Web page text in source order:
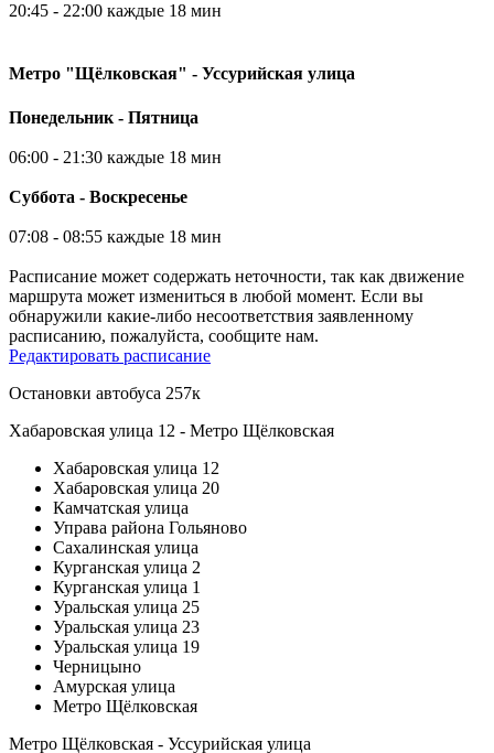
20:45 - 22:00 каждые 18 мин
Метро "Щёлковская" - Уссурийская улица
Понедельник - Пятница
06:00 - 21:30 каждые 18 мин
Суббота - Воскресенье
07:08 - 08:55 каждые 18 мин
Расписание может содержать неточности, так как движение
маршрута может измениться в любой момент. Если вы
обнаружили какие-либо несоответствия заявленному
расписанию, пожалуйста, сообщите нам.
Редактировать расписание
Остановки автобуса 257к
Хабаровская улица 12 - Метро Щёлковская
Хабаровская улица 12
Хабаровская улица 20
Камчатская улица
Управа района Гольяново
Сахалинская улица
Курганская улица 2
Курганская улица 1
Уральская улица 25
Уральская улица 23
Уральская улица 19
Черницыно
Амурская улица
Метро Щёлковская
Метро Щёлковская - Уссурийская улица